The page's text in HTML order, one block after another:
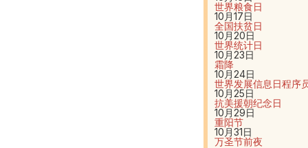
世界粮食日
10月17日
全国扶贫日
10月20日
世界统计日
10月23日
霜降
10月24日
世界发展信息日程序
10月25日
抗美援朝纪念日
10月29日
重阳节
10月31日
万圣节前夜